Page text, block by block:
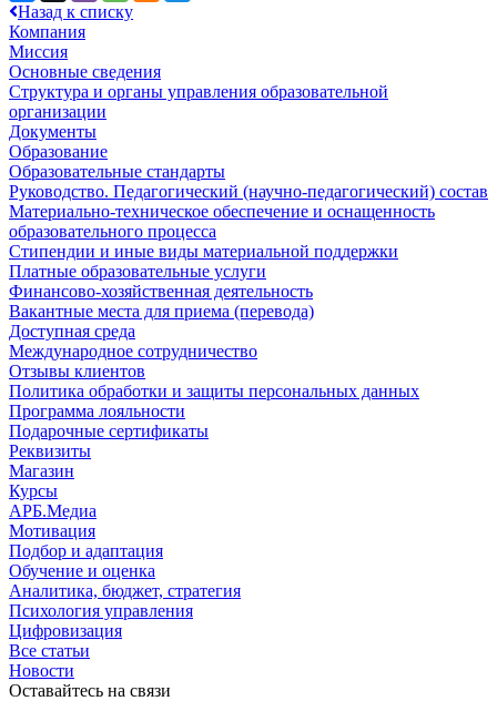
Назад к списку
Компания
Миссия
Основные сведения
Структура и органы управления образовательной
организации
Документы
Образование
Образовательные стандарты
Руководство. Педагогический (научно-педагогический) состав
Материально-техническое обеспечение и оснащенность
образовательного процесса
Стипендии и иные виды материальной поддержки
Платные образовательные услуги
Финансово-хозяйственная деятельность
Вакантные места для приема (перевода)
Доступная среда
Международное сотрудничество
Отзывы клиентов
Политика обработки и защиты персональных данных
Программа лояльности
Подарочные сертификаты
Реквизиты
Магазин
Курсы
АРБ.Медиа
Мотивация
Подбор и адаптация
Обучение и оценка
Аналитика, бюджет, стратегия
Психология управления
Цифровизация
Все статьи
Новости
Оставайтесь на связи